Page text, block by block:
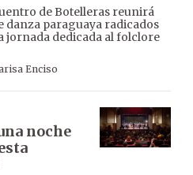
de Botelleras reunirá
danza paraguaya radicados
jornada dedicada al folclore
Enciso
noche